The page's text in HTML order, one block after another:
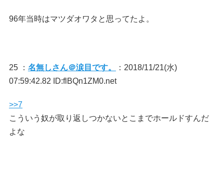
96年当時はマツダオワタと思ってたよ。
25 ： 名無しさん＠涙目です。
：2018/11/21(水)
07:59:42.82 ID:flBQn1ZM0.net
>>7
こういう奴が取り返しつかないとこまでホールドすんだ
よな